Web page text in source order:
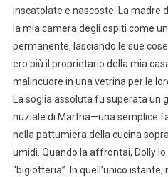
inscatolate e nascoste. La madre
la mia camera degli ospiti come
permanente, lasciando le sue
ero più il proprietario della mia
malincuore in una vetrina per le
La soglia assoluta fu superata un
nuziale di Martha—una semplice
nella pattumiera della cucina
umidi. Quando la affrontai, Dolly
“bigiotteria”. In quell’unico